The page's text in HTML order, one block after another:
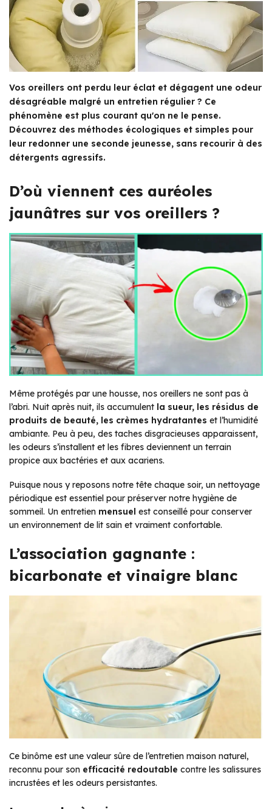
Vos oreillers ont perdu leur éclat et dégagent une odeur
désagréable malgré un entretien régulier ? Ce
phénomène est plus courant qu'on ne le pense.
Découvrez des méthodes écologiques et simples pour
leur redonner une seconde jeunesse, sans recourir à des
détergents agressifs.
D’où viennent ces auréoles
jaunâtres sur vos oreillers ?
Même protégés par une housse, nos oreillers ne sont pas à
l’abri. Nuit après nuit, ils accumulent la sueur, les résidus de
produits de beauté, les crèmes hydratantes et l’humidité
ambiante. Peu à peu, des taches disgracieuses apparaissent,
les odeurs s’installent et les fibres deviennent un terrain
propice aux bactéries et aux acariens.
Puisque nous y reposons notre tête chaque soir, un nettoyage
périodique est essentiel pour préserver notre hygiène de
sommeil. Un entretien mensuel est conseillé pour conserver
un environnement de lit sain et vraiment confortable.
L’association gagnante :
bicarbonate et vinaigre blanc
Ce binôme est une valeur sûre de l’entretien maison naturel,
reconnu pour son efficacité redoutable contre les salissures
incrustées et les odeurs persistantes.